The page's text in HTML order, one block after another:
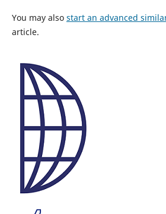
You may also start an advanced
article.